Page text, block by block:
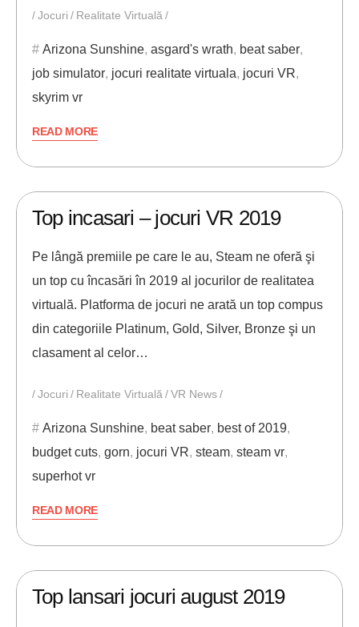
Jocuri Realitate Virtuală
Arizona Sunshine, asgard's wrath, beat saber,
job simulator, jocuri realitate virtuala, jocuri VR,
skyrim vr
READ MORE
Top incasari – jocuri VR 2019
Pe lângă premiile pe care le au, Steam ne oferă şi
un top cu încasări în 2019 al jocurilor de realitatea
virtuală. Platforma de jocuri ne arată un top compus
din categoriile Platinum, Gold, Silver, Bronze şi un
clasament al celor…
Jocuri Realitate Virtuală VR News
Arizona Sunshine, beat saber, best of 2019,
budget cuts, gorn, jocuri VR, steam, steam vr,
superhot vr
READ MORE
Top lansari jocuri august 2019